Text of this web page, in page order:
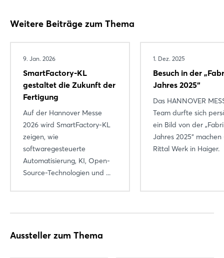
Weitere Beiträge zum Thema
9. Jan. 2026
SmartFactory-KL
gestaltet die Zukunft der
Fertigung
Auf der Hannover Messe
2026 wird SmartFactory-KL
zeigen, wie
softwaregesteuerte
Automatisierung, KI, Open-
Source-Technologien und ...
1. Dez. 2025
Besuch in der
Jahres 2025“
Das HANNOVER
Team durfte sich
ein Bild von der
Jahres 2025“
Rittal Werk in Haiger.
Aussteller zum Thema